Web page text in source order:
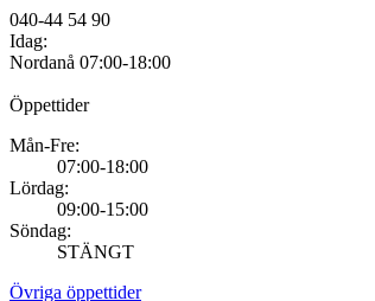
040-44 54 90
Idag:
Nordanå 07:00-18:00
Öppettider
Mån-Fre:
07:00-18:00
Lördag:
09:00-15:00
Söndag:
STÄNGT
Övriga öppettider